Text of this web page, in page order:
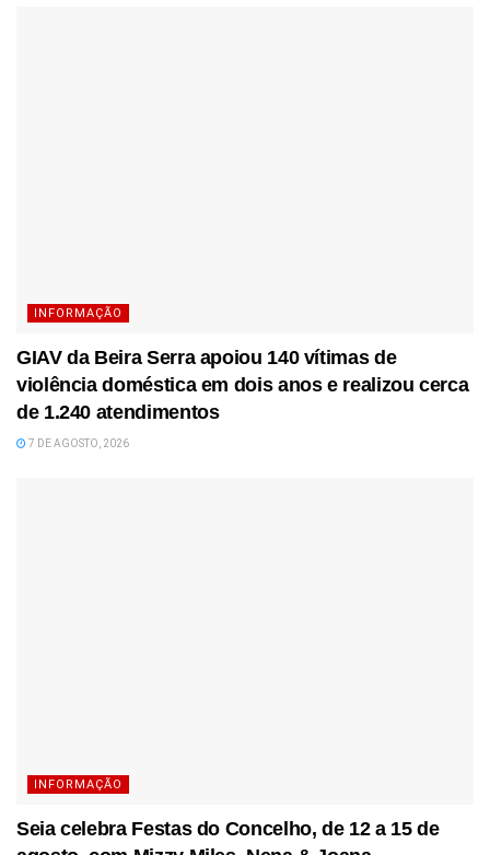
INFORMAÇÃO
GIAV da Beira Serra apoiou 140 vítimas de
violência doméstica em dois anos e realizou cerca
de 1.240 atendimentos
7 DE AGOSTO, 2026
INFORMAÇÃO
Seia celebra Festas do Concelho, de 12 a 15 de